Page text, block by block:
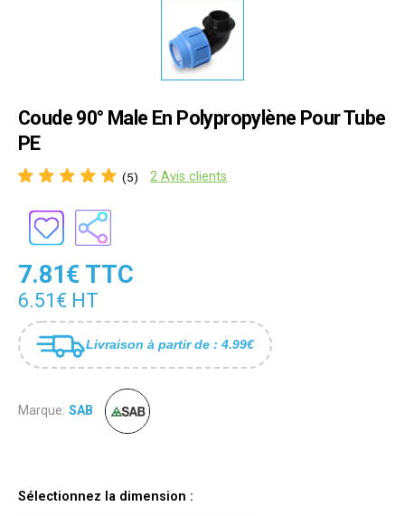
Coude 90° Male En Polypropylène Pour Tube
PE
(5) 2 Avis clients
7.81€ TTC
6.51€ HT
Livraison à partir de : 4.99€
Marque: SAB
Sélectionnez la dimension :